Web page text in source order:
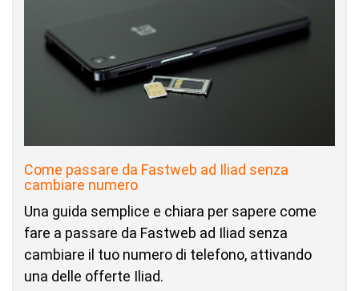
Come passare da Fastweb ad Iliad senza
cambiare numero
Una guida semplice e chiara per sapere come
fare a passare da Fastweb ad Iliad senza
cambiare il tuo numero di telefono, attivando
una delle offerte Iliad.